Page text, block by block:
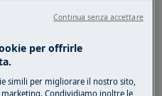
per offrirle
simili per migliorare il nostro sito,
Condividiamo inoltre le
Continua senza accettare